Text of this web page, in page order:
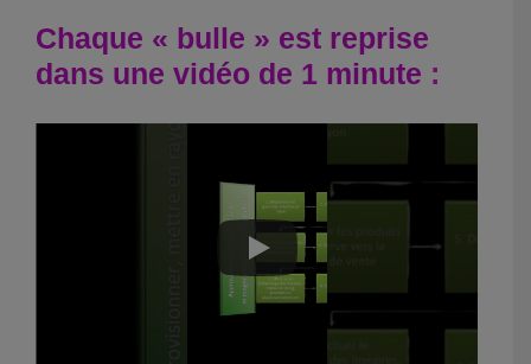
Chaque « bulle » est reprise
dans une vidéo de 1 minute :